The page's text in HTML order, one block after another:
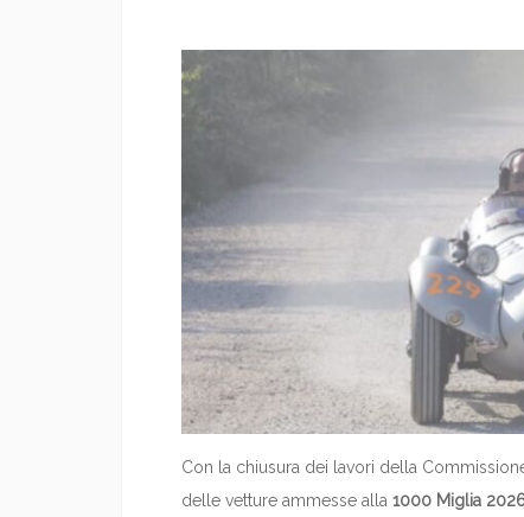
Con la chiusura dei lavori della
delle vetture ammesse alla 1000 Miglia